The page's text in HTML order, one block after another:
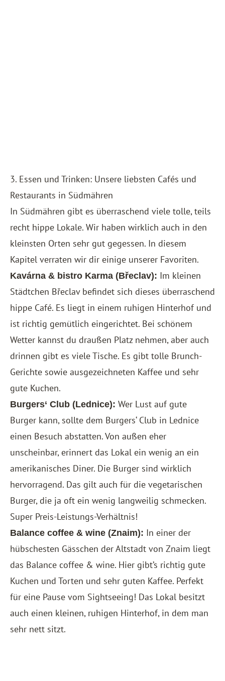
3. Essen und Trinken: Unsere liebsten Cafés und
Restaurants in Südmähren
In Südmähren gibt es überraschend viele tolle, teils
recht hippe Lokale. Wir haben wirklich auch in den
kleinsten Orten sehr gut gegessen. In diesem
Kapitel verraten wir dir einige unserer Favoriten.
Kavárna & bistro Karma (Břeclav): Im kleinen
Städtchen Břeclav befindet sich dieses überraschend
hippe Café. Es liegt in einem ruhigen Hinterhof und
ist richtig gemütlich eingerichtet. Bei schönem
Wetter kannst du draußen Platz nehmen, aber auch
drinnen gibt es viele Tische. Es gibt tolle Brunch-
Gerichte sowie ausgezeichneten Kaffee und sehr
gute Kuchen.
Burgers‘ Club (Lednice): Wer Lust auf gute
Burger kann, sollte dem Burgers‘ Club in Lednice
einen Besuch abstatten. Von außen eher
unscheinbar, erinnert das Lokal ein wenig an ein
amerikanisches Diner. Die Burger sind wirklich
hervorragend. Das gilt auch für die vegetarischen
Burger, die ja oft ein wenig langweilig schmecken.
Super Preis-Leistungs-Verhältnis!
Balance coffee & wine (Znaim): In einer der
hübschesten Gässchen der Altstadt von Znaim liegt
das Balance coffee & wine. Hier gibt’s richtig gute
Kuchen und Torten und sehr guten Kaffee. Perfekt
für eine Pause vom Sightseeing! Das Lokal besitzt
auch einen kleinen, ruhigen Hinterhof, in dem man
sehr nett sitzt.